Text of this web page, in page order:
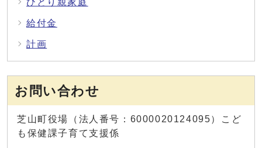
給付金
計画
お問い合わせ
芝山町役場（法人番号：6000020124095）こど
も保健課子育て支援係